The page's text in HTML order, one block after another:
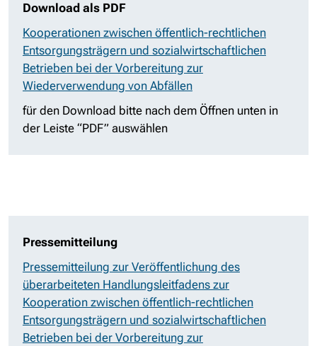
Download als PDF
Kooperationen zwischen öffentlich-rechtlichen
Entsorgungsträgern und sozialwirtschaftlichen
Betrieben bei der Vorbereitung zur
Wiederverwendung von Abfällen
für den Download bitte nach dem Öffnen unten in
der Leiste “PDF” auswählen
Pressemitteilung
Pressemitteilung zur Veröffentlichung des
überarbeiteten Handlungsleitfadens zur
Kooperation zwischen öffentlich-rechtlichen
Entsorgungsträgern und sozialwirtschaftlichen
Betrieben bei der Vorbereitung zur